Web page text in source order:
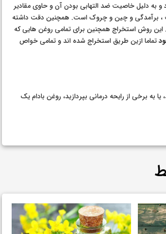
و به دلیل خاصیت ضد التهابی بودن آن و حاوی مقادیر
رفع پف ، برآمدگی و چین و چروک است. همچنین دقت داشته
این روش استخراج همچنین برای تمامی روغن هایی که
تماما ازین طریق استخراج شده اند و تمامی خواص
به برخی از رایحه درمانی بپردازید، روغن بادام یک